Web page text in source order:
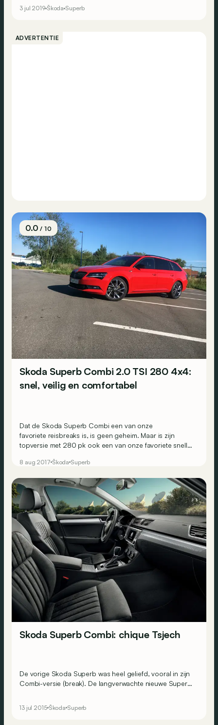
geproduceerde exemplaren sinds de lancering van de
derde generatie in 2015 is ook een diesel. Tijd voor een
3 jul 2019 Škoda Superb
ADVERTENTIE
0.0/ 10
Skoda Superb Combi 2.0 TSI 280 4x4:
snel, veilig en comfortabel
Dat de Skoda Superb Combi een van onze
favoriete reisbreaks is, is geen geheim. Maar is zijn
topversie met 280 pk ook een van onze favoriete snelle
8 aug 2017 Škoda Superb
Skoda Superb Combi: chique Tsjech
De vorige Skoda Superb was heel geliefd, vooral in zijn
Combi-versie (break). De langverwachte nieuwe Superb
spelen met de grote tenoren van het segment.
13 jul 2015 Škoda Superb